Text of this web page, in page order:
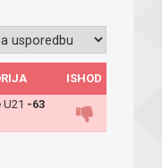
ISHOD
-63